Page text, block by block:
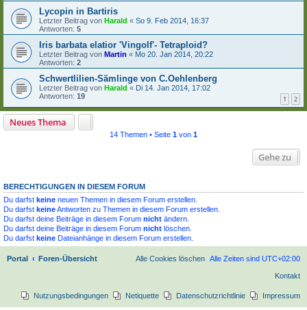
Lycopin in Bartiris
Letzter Beitrag von Harald « So 9. Feb 2014, 16:37
Antworten: 5
Iris barbata elatior 'Vingolf'- Tetraploid?
Letzter Beitrag von Martin « Mo 20. Jan 2014, 20:22
Antworten: 2
Schwertlilien-Sämlinge von C.Oehlenberg
Letzter Beitrag von Harald « Di 14. Jan 2014, 17:02
Antworten: 19 1 2
Neues Thema
14 Themen • Seite 1 von 1
Gehe zu
BERECHTIGUNGEN IN DIESEM FORUM
Du darfst keine neuen Themen in diesem Forum erstellen.
Du darfst keineAntworten zu Themen in diesem Forum erstellen.
Du darfst deine Beiträge in diesem Forum nicht ändern.
Du darfst deine Beiträge in diesem Forum nicht löschen.
Du darfst keine Dateianhänge in diesem Forum erstellen.
Portal Foren-Übersicht Alle Zeiten sind UTC+02:00
Alle Cookies löschen
Kontakt
Impressum
Datenschutzrichtlinie
Netiquette
Nutzungsbedingungen